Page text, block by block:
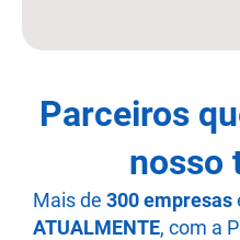
Parceiros
nosso
Mais de 300 empresas
ATUALMENTE, com a